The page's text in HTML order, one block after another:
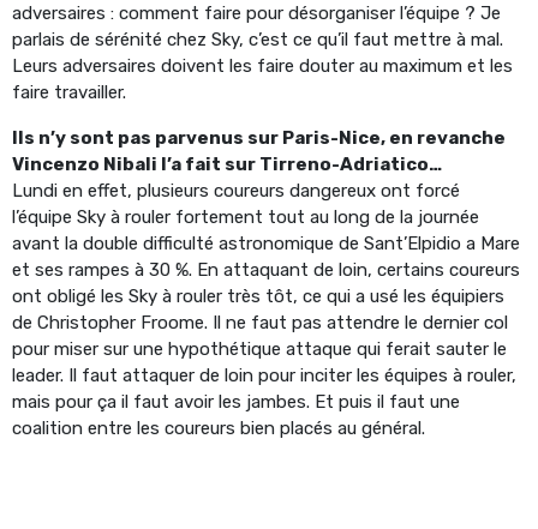
adversaires : comment faire pour désorganiser l’équipe ? Je
parlais de sérénité chez Sky, c’est ce qu’il faut mettre à mal.
Leurs adversaires doivent les faire douter au maximum et les
faire travailler.
Ils n’y sont pas parvenus sur Paris-Nice, en revanche
Vincenzo Nibali l’a fait sur Tirreno-Adriatico…
Lundi en effet, plusieurs coureurs dangereux ont forcé
l’équipe Sky à rouler fortement tout au long de la journée
avant la double difficulté astronomique de Sant’Elpidio a Mare
et ses rampes à 30 %. En attaquant de loin, certains coureurs
ont obligé les Sky à rouler très tôt, ce qui a usé les équipiers
de Christopher Froome. Il ne faut pas attendre le dernier col
pour miser sur une hypothétique attaque qui ferait sauter le
leader. Il faut attaquer de loin pour inciter les équipes à rouler,
mais pour ça il faut avoir les jambes. Et puis il faut une
coalition entre les coureurs bien placés au général.